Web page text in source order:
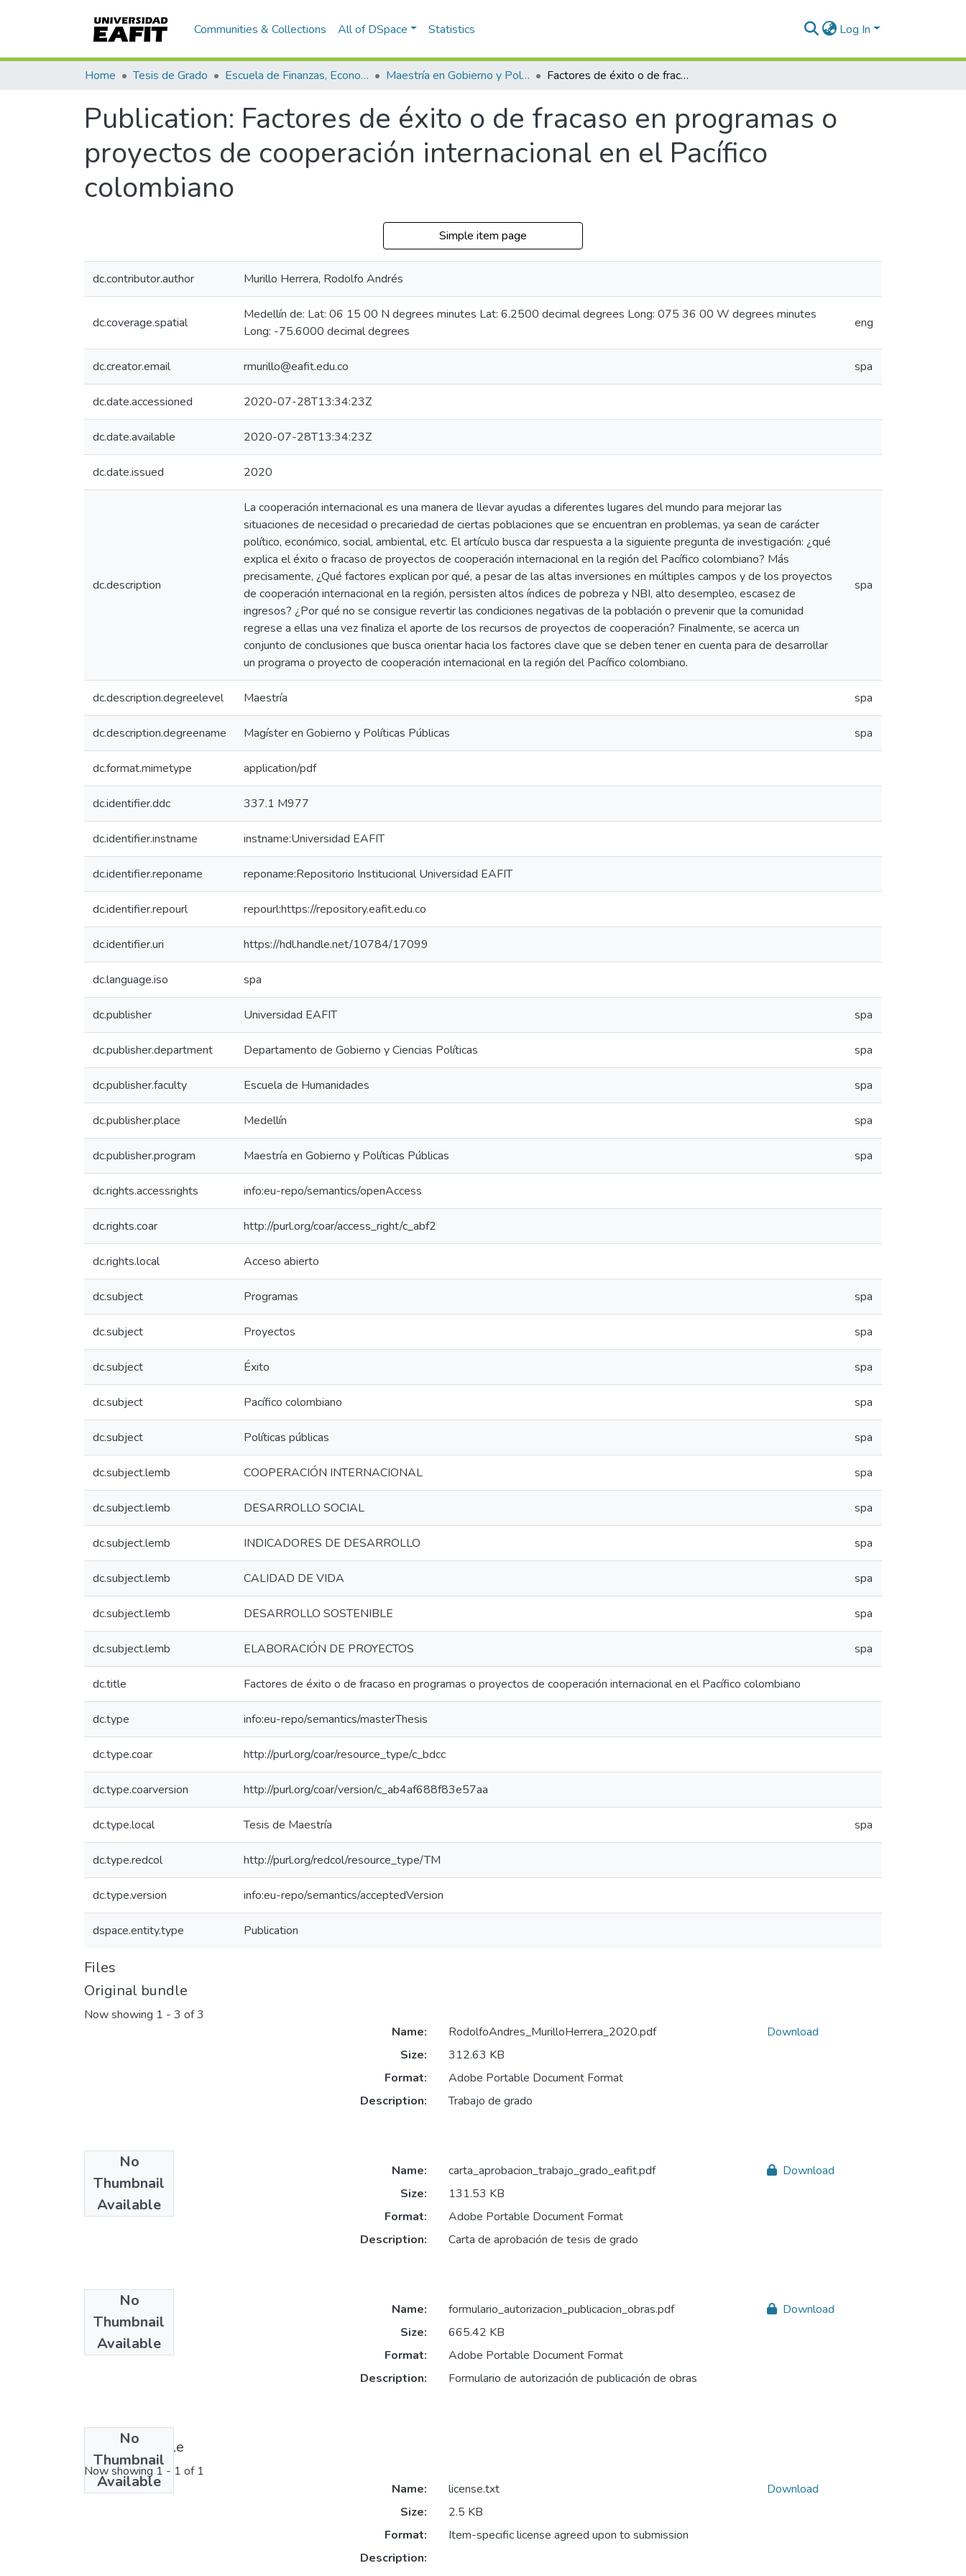
Communities & Collections All of DSpace Statistics Log In
Home Tesis de Grado Escuela de Finanzas, Economía y Gobierno Maestría en Gobierno y Políticas Públicas (tesis) Factores de éxito o de fracaso en programas o proyectos de cooperación internacional en el Pacífico colombiano
Publication: Factores de éxito o de fracaso en programas o
proyectos de cooperación internacional en el Pacífico
colombiano
Simple item page
dc.contributor.author Murillo Herrera, Rodolfo Andrés
dc.coverage.spatial
Medellín de: Lat: 06 15 00 N degrees minutes Lat: 6.2500 decimal degrees Long: 075 36 00 W degrees minutes
Long: -75.6000 decimal degrees
eng
dc.creator.email rmurillo@eafit.edu.co spa
dc.date.accessioned 2020-07-28T13:34:23Z
dc.date.available 2020-07-28T13:34:23Z
dc.date.issued 2020
dc.description
La cooperación internacional es una manera de llevar ayudas a diferentes lugares del mundo para mejorar las
situaciones de necesidad o precariedad de ciertas poblaciones que se encuentran en problemas, ya sean de carácter
político, económico, social, ambiental, etc. El artículo busca dar respuesta a la siguiente pregunta de investigación: ¿qué
explica el éxito o fracaso de proyectos de cooperación internacional en la región del Pacífico colombiano? Más
precisamente, ¿Qué factores explican por qué, a pesar de las altas inversiones en múltiples campos y de los proyectos
de cooperación internacional en la región, persisten altos índices de pobreza y NBI, alto desempleo, escasez de
ingresos? ¿Por qué no se consigue revertir las condiciones negativas de la población o prevenir que la comunidad
regrese a ellas una vez finaliza el aporte de los recursos de proyectos de cooperación? Finalmente, se acerca un
conjunto de conclusiones que busca orientar hacia los factores clave que se deben tener en cuenta para de desarrollar
un programa o proyecto de cooperación internacional en la región del Pacífico colombiano.
spa
dc.description.degreelevel Maestría spa
dc.description.degreename Magíster en Gobierno y Políticas Públicas spa
dc.format.mimetype application/pdf
dc.identifier.ddc 337.1 M977
dc.identifier.instname instname:Universidad EAFIT
dc.identifier.reponame reponame:Repositorio Institucional Universidad EAFIT
dc.identifier.repourl repourl:https://repository.eafit.edu.co
dc.identifier.uri https://hdl.handle.net/10784/17099
dc.language.iso spa
dc.publisher Universidad EAFIT spa
dc.publisher.department Departamento de Gobierno y Ciencias Políticas spa
dc.publisher.faculty Escuela de Humanidades spa
dc.publisher.place Medellín spa
dc.publisher.program Maestría en Gobierno y Políticas Públicas spa
dc.rights.accessrights info:eu-repo/semantics/openAccess
dc.rights.coar http://purl.org/coar/access_right/c_abf2
dc.rights.local Acceso abierto
dc.subject Programas spa
dc.subject Proyectos spa
dc.subject Éxito spa
dc.subject Pacífico colombiano spa
dc.subject Políticas públicas spa
dc.subject.lemb COOPERACIÓN INTERNACIONAL spa
dc.subject.lemb DESARROLLO SOCIAL spa
dc.subject.lemb INDICADORES DE DESARROLLO spa
dc.subject.lemb CALIDAD DE VIDA spa
dc.subject.lemb DESARROLLO SOSTENIBLE spa
dc.subject.lemb ELABORACIÓN DE PROYECTOS spa
dc.title Factores de éxito o de fracaso en programas o proyectos de cooperación internacional en el Pacífico colombiano
dc.type info:eu-repo/semantics/masterThesis
dc.type.coar http://purl.org/coar/resource_type/c_bdcc
dc.type.coarversion http://purl.org/coar/version/c_ab4af688f83e57aa
dc.type.local Tesis de Maestría spa
dc.type.redcol http://purl.org/redcol/resource_type/TM
dc.type.version info:eu-repo/semantics/acceptedVersion
dspace.entity.type Publication
Files
Original bundle
Now showing 1 - 3 of 3
No
Thumbnail
Available
Name:
RodolfoAndres_MurilloHerrera_2020.pdf
Size:
312.63 KB
Format:
Adobe Portable Document Format
Description:
Trabajo de grado
Download
No
Thumbnail
Available
Name:
carta_aprobacion_trabajo_grado_eafit.pdf
Size:
131.53 KB
Format:
Adobe Portable Document Format
Description:
Carta de aprobación de tesis de grado
Download
No
Thumbnail
Available
Name:
formulario_autorizacion_publicacion_obras.pdf
Size:
665.42 KB
Format:
Adobe Portable Document Format
Description:
Formulario de autorización de publicación de obras
Download
License bundle
Now showing 1 - 1 of 1
Name:
license.txt
Size:
2.5 KB
Format:
Item-specific license agreed upon to submission
Description:
Download